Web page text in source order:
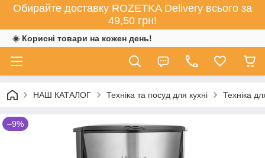
Обирайте доставку ROZETKA Delivery всього за
49,50 грн!
☀️ Корисні товари на кожен день!
НАШ КАТАЛОГ Техніка та посуд для кухні Техніка
–9%